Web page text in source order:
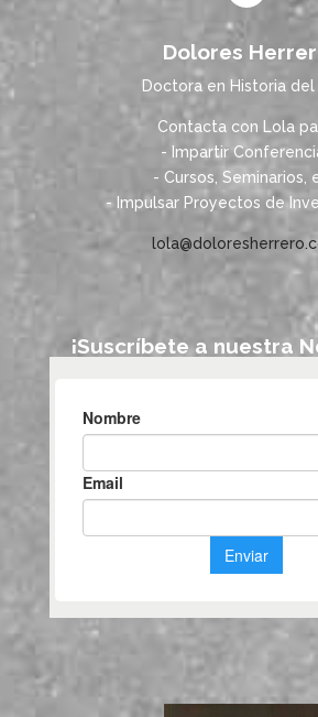
Dolores
Doctora en Historia del
Contacta con Lola
- Impartir
- Cursos, Seminarios,
- Impulsar Proyectos de
¡Suscríbete a nuestra